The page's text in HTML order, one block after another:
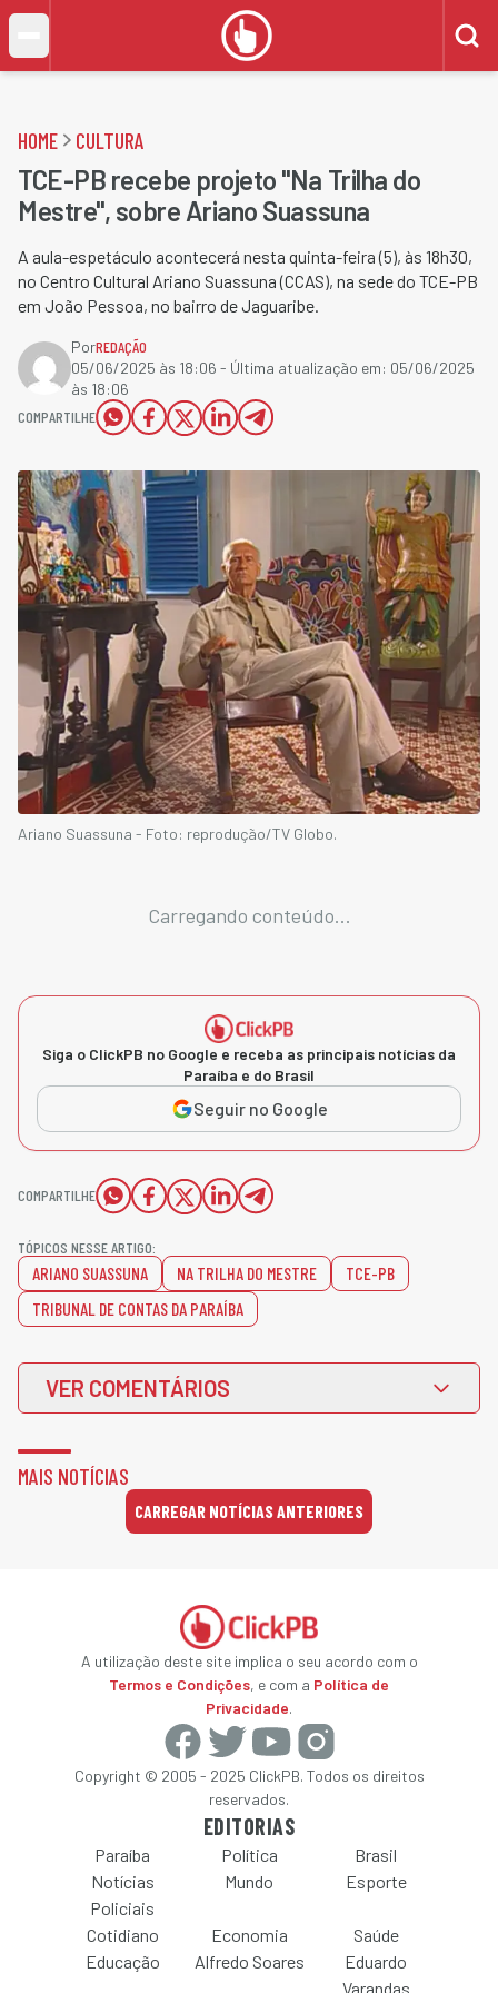
HOME CULTURA
TCE-PB recebe projeto "Na Trilha do
Mestre", sobre Ariano Suassuna
A aula-espetáculo acontecerá nesta quinta-feira (5), às 18h30,
no Centro Cultural Ariano Suassuna (CCAS), na sede do TCE-PB
em João Pessoa, no bairro de Jaguaribe.
PorREDAÇÃO
05/06/2025 às 18:06 - Última atualização em: 05/06/2025
às 18:06
COMPARTILHE
Ariano Suassuna - Foto: reprodução/TV Globo.
Carregando conteúdo...
Siga o ClickPB no Google e receba as principais notícias da
Paraíba e do Brasil
Seguir no Google
COMPARTILHE
TÓPICOS NESSE ARTIGO:
ARIANO SUASSUNA NA TRILHA DO MESTRE
TCE-PB
TRIBUNAL DE CONTAS DA PARAÍBA
VER COMENTÁRIOS
MAIS NOTÍCIAS
CARREGAR NOTÍCIAS ANTERIORES
A utilização deste site implica o seu acordo com o
Termos e Condições, e com a Política de
Privacidade.
Copyright © 2005 - 2025 ClickPB. Todos os direitos
reservados.
EDITORIAS
Paraíba Política
Brasil
Notícias
Policiais
Mundo Esporte
Cotidiano Economia
Saúde
Educação
Alfredo Soares
Eduardo
Varandas